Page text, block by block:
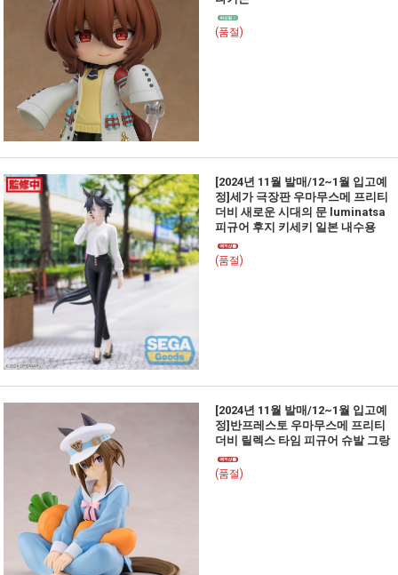
(품절)
[2024년 11월 발매/12~1월 입고예
정]세가 극장판 우마무스메 프리티
더비 새로운 시대의 문 luminatsa
피규어 후지 키세키 일본 내수용
(품절)
[2024년 11월 발매/12~1월 입고예
정]반프레스토 우마무스메 프리티
더비 릴렉스 타임 피규어 슈발 그랑
(품절)